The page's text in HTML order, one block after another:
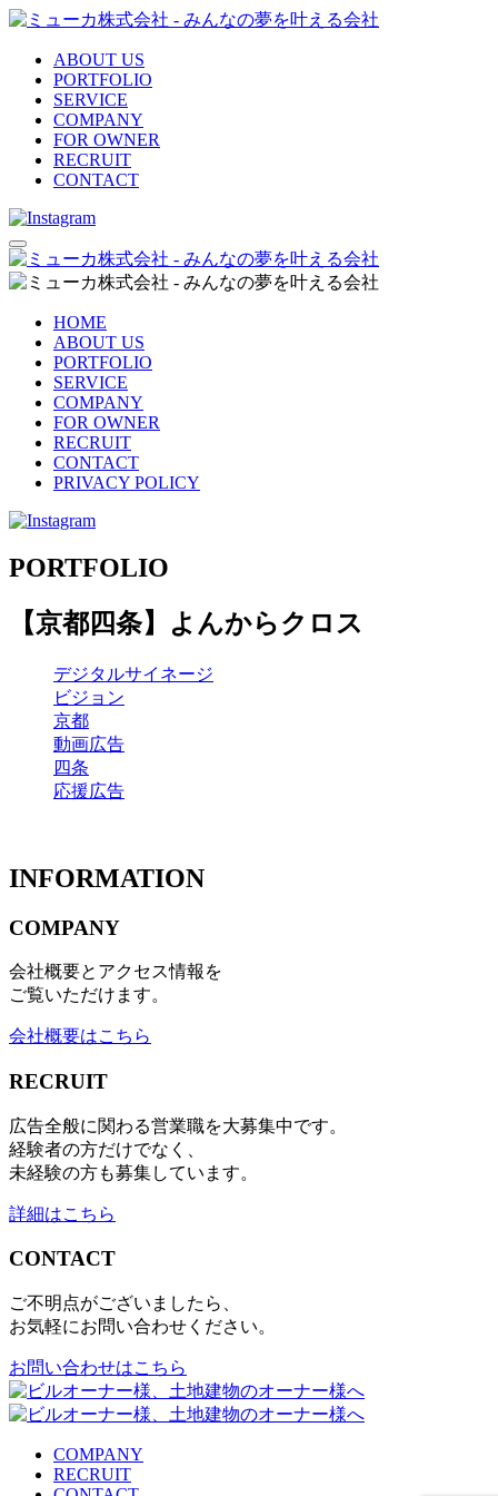
ABOUT US
PORTFOLIO
SERVICE
COMPANY
FOR OWNER
RECRUIT
CONTACT
HOME
ABOUT US
PORTFOLIO
SERVICE
COMPANY
FOR OWNER
RECRUIT
CONTACT
PRIVACY POLICY
PORTFOLIO
【京都四条】よんからクロス
デジタルサイネージ
ビジョン
京都
動画広告
四条
応援広告
INFORMATION
COMPANY
会社概要とアクセス情報を
ご覧いただけます。
会社概要はこちら
RECRUIT
広告全般に関わる営業職を大募集中です。
経験者の方だけでなく、
未経験の方も募集しています。
詳細はこちら
CONTACT
ご不明点がございましたら、
お気軽にお問い合わせください。
お問い合わせはこちら
COMPANY
RECRUIT